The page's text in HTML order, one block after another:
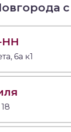
НН
6а к1